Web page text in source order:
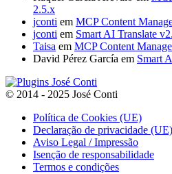
2.5.x
jconti em MCP Content
jconti em Smart AI Translate
Taisa em MCP Content
David Pérez García em Smart
© 2014 - 2025 José Conti
Política de Cookies (UE)
Declaração de privacidade (UE)
Aviso Legal / Impressão
Isenção de responsabilidade
Termos e condições